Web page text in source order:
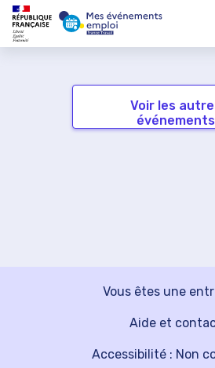
Voir les
événements
Vous êtes une
Aide et
Accessibilité : Non